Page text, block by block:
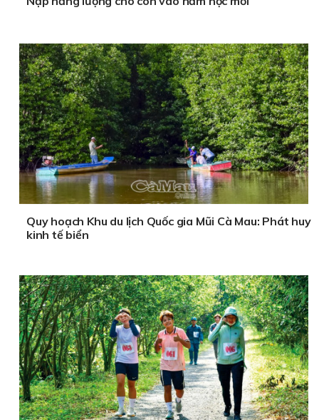
Quy hoạch Khu du lịch Quốc gia Mũi Cà Mau: Phát huy
kinh tế biển